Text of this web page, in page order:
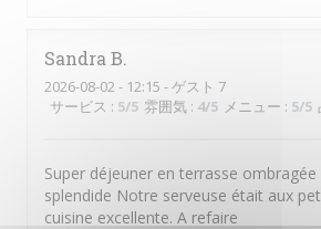
Sandra B
2026-08-02- 12:15 - ゲスト 7
サービス : 5/5 雰囲気 : 4/5 メニュー : 5/5
Super déjeuner en terrasse ombragée
splendide Notre serveuse était aux
cuisine excellente. A refaire